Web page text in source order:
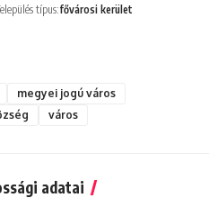
típus:fővárosi kerület
megyei jogú város
város
adatai